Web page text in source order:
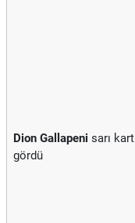
Dion Gallapeni sarı kart
gördü